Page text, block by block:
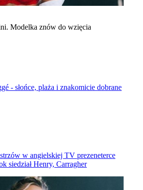
Modelka znów do wzięcia
- słońce, plaża i znakomicie dobrane
w angielskiej TV prezeneterce
siedział Henry, Carragher